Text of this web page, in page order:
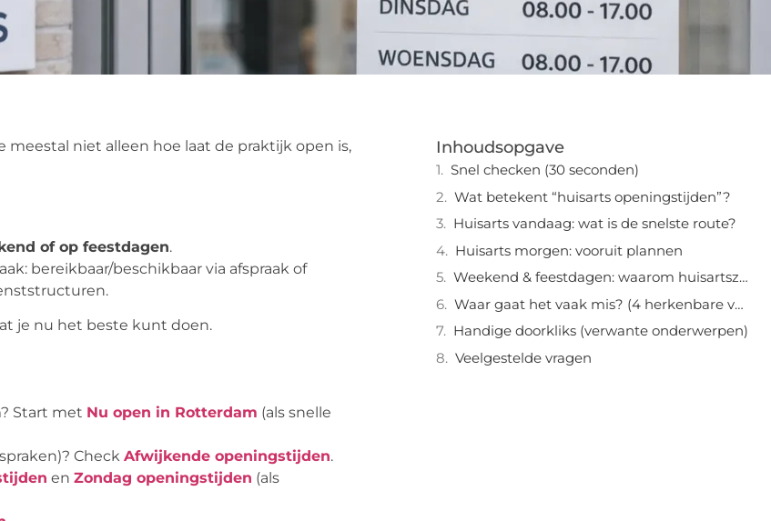
meestal niet alleen hoe laat de praktijk open is,
of op feestdagen.
bereikbaar/beschikbaar via afspraak of
je nu het beste kunt doen.
Start met Nu open in Rotterdam (als snelle
Check Afwijkende openingstijden.
en Zondag openingstijden (als
Inhoudsopgave
Snel checken (30 seconden)
Wat betekent “huisarts openingstijden”?
Huisarts vandaag: wat is de snelste route?
Huisarts morgen: vooruit plannen
Weekend & feestdagen: waarom huisartszorg dan anders is
Waar gaat het vaak mis? (4 herkenbare valkuilen)
Handige doorkliks (verwante onderwerpen)
Veelgestelde vragen